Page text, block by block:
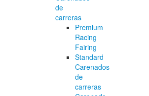
de
carreras
Premium
Racing
Fairing
Standard
Carenados
de
carreras